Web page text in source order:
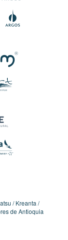
Kreanta
de Antioquia